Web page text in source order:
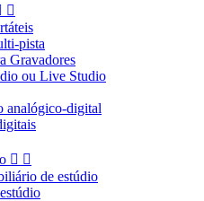

pista
Gravadores
ou Live Studio
analógico-digital
 
de estúdio